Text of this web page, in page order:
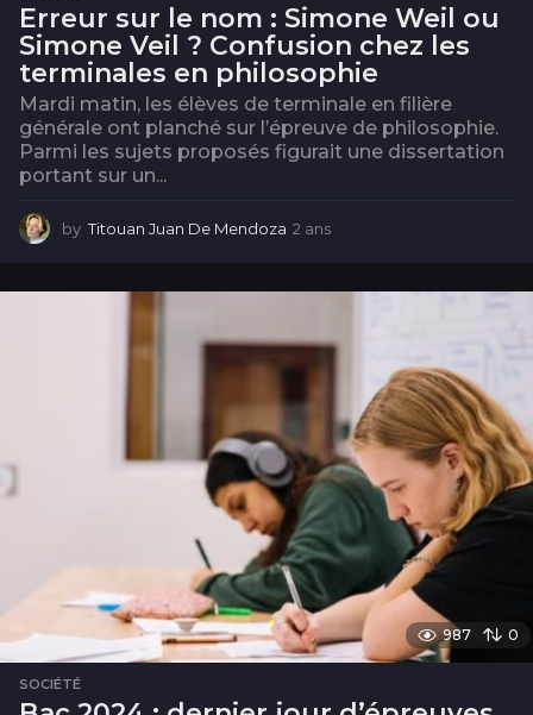
Erreur sur le nom : Simone Weil ou
Simone Veil ? Confusion chez les
terminales en philosophie
Mardi matin, les élèves de terminale en filière
générale ont planché sur l’épreuve de philosophie.
Parmi les sujets proposés figurait une dissertation
portant sur un...
by Titouan Juan De Mendoza 2 ans
s
987 0
SOCIÉTÉ